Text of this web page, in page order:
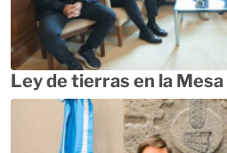
Ley de tierras en la